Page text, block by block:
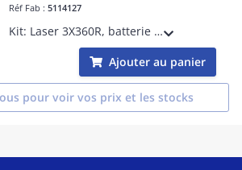
Réf Fab :5114127
Kit: Laser 3X360R, batterie RBP5 (Li-Ion), alimentation électrique, support en L magnétique, cible réfléchissante verte, sacoche, coffret de rangement
Ajouter au panier
pour voir vos prix et les stocks